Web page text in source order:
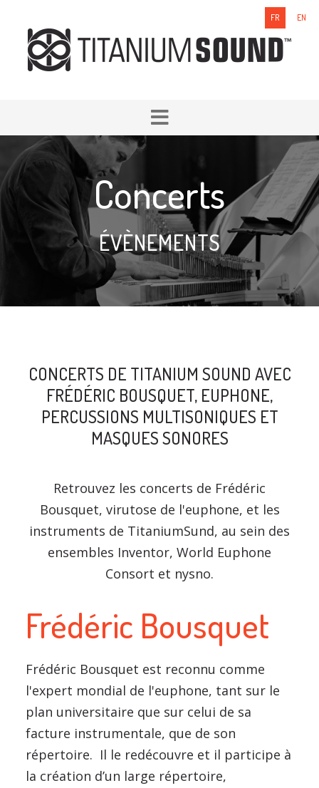
FR EN
Concerts
ÉVÈNEMENTS
CONCERTS DE TITANIUM SOUND AVEC
FRÉDÉRIC BOUSQUET, EUPHONE,
PERCUSSIONS MULTISONIQUES ET
MASQUES SONORES
Retrouvez les concerts de Frédéric
Bousquet, virutose de l'euphone, et les
instruments de TitaniumSund, au sein des
ensembles Inventor, World Euphone
Consort et nysno.
Frédéric Bousquet
Frédéric Bousquet est reconnu comme
l'expert mondial de l'euphone, tant sur le
plan universitaire que sur celui de sa
facture instrumentale, que de son
répertoire. Il le redécouvre et il participe à
la création d’un large répertoire,